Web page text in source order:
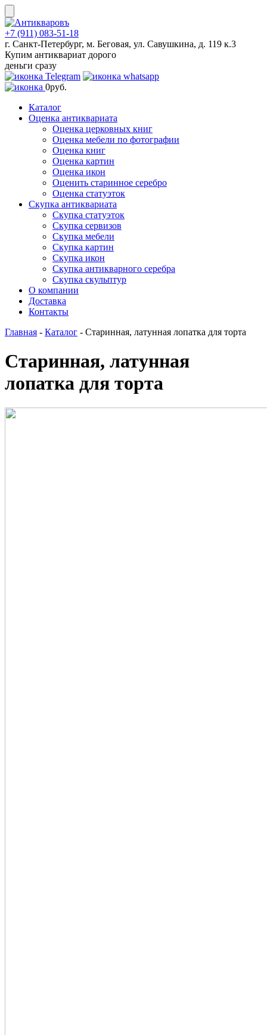
Skip
to
content
+7 (911) 083-51-18
г. Санкт-Петербург, м. Беговая, ул. Савушкина, д. 119 к.3
Купим антиквариат дорого
деньги сразу
0руб.
Каталог
Оценка антиквариата
Оценка церковных книг
Оценка мебели по фотографии
Оценка книг
Оценка картин
Оценка икон
Оценить старинное серебро
Оценка статуэток
Скупка антиквариата
Скупка статуэток
Скупка сервизов
Скупка мебели
Скупка картин
Скупка икон
Скупка антикварного серебра
Скупка скульптур
О компании
Доставка
Контакты
Главная - Каталог - Старинная, латунная лопатка для торта
Старинная, латунная
лопатка для торта